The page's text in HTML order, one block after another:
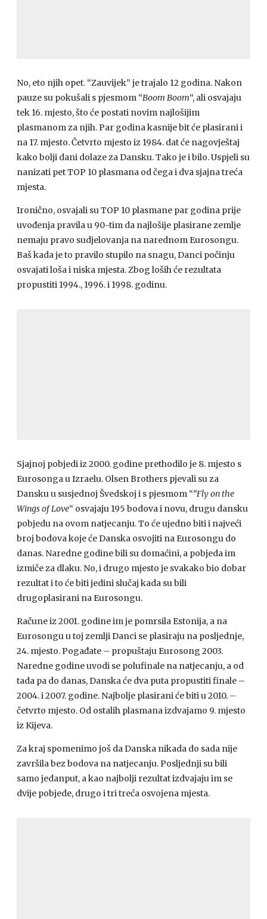
No, eto njih opet. “Zauvijek” je trajalo 12 godina. Nakon
pauze su pokušali s pjesmom “Boom Boom“, ali osvajaju
tek 16. mjesto, što će postati novim najlošijim
plasmanom za njih. Par godina kasnije bit će plasirani i
na 17. mjesto. Četvrto mjesto iz 1984. dat će nagovještaj
kako bolji dani dolaze za Dansku. Tako je i bilo. Uspjeli su
nanizati petTOP 10 plasmana od čega i dva sjajna treća
mjesta.
Ironično, osvajali su TOP 10 plasmane par godina prije
uvođenja pravila u 90-tim da najlošije plasirane zemlje
nemaju pravo sudjelovanja na narednom Eurosongu.
Baš kada je to pravilo stupilo na snagu, Danci počinju
osvajati loša i niska mjesta. Zbog loših će rezultata
propustiti 1994., 1996. i 1998. godinu.
Sjajnoj pobjedi iz 2000. godine prethodilo je 8. mjesto s
Eurosonga u Izraelu. Olsen Brothers pjevali su za
Dansku u susjednoj Švedskoj i s pjesmom ““Fly on the
Wings of Love“ osvajaju 195 bodova i novu, drugu dansku
pobjedu na ovom natjecanju. To će ujedno biti i najveći
broj bodova koje će Danska osvojiti na Eurosongu do
danas. Naredne godine bili su domaćini, a pobjeda im
izmiče za dlaku. No, i drugo mjesto je svakako bio dobar
rezultat i to će biti jedini slučaj kada su bili
drugoplasirani na Eurosongu.
Račune iz 2001. godine im je pomrsila Estonija, a na
Eurosongu u toj zemlji Danci se plasiraju na posljednje,
24. mjesto. Pogađate – propuštaju Eurosong 2003.
Naredne godine uvodi se polufinale na natjecanju, a od
tada pa do danas, Danska će dva puta propustiti finale –
2004. i 2007. godine. Najbolje plasirani će biti u 2010. –
četvrto mjesto. Od ostalih plasmana izdvajamo 9. mjesto
iz Kijeva.
Za kraj spomenimo još da Danska nikada do sada nije
završila bez bodova na natjecanju. Posljednji su bili
samo jedanput, a kao najbolji rezultat izdvajaju im se
dvije pobjede, drugo i tri treća osvojena mjesta.